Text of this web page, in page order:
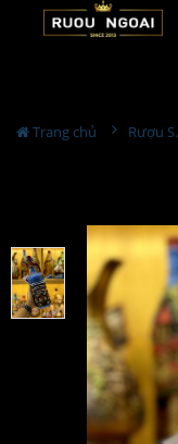
Trang chủ